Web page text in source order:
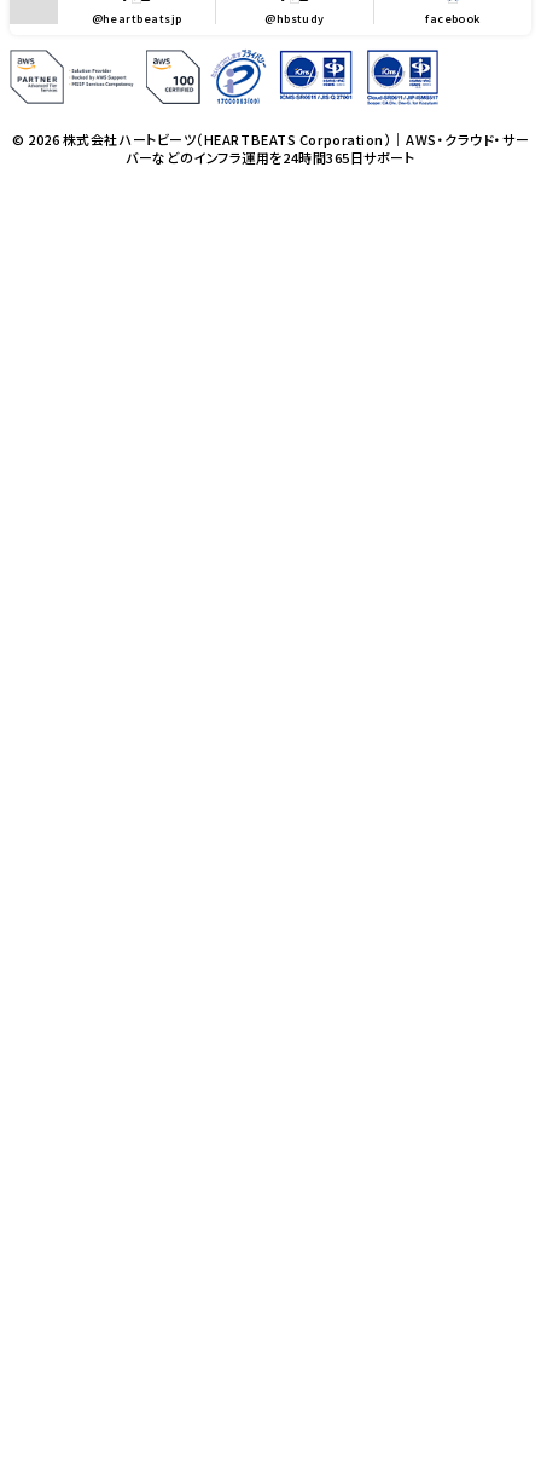
@heartbeatsjp @hbstudy facebook
© 2026 株式会社ハートビーツ（HEARTBEATS Corporation）｜AWS・クラウド・サー
バーなどのインフラ運用を24時間365日サポート